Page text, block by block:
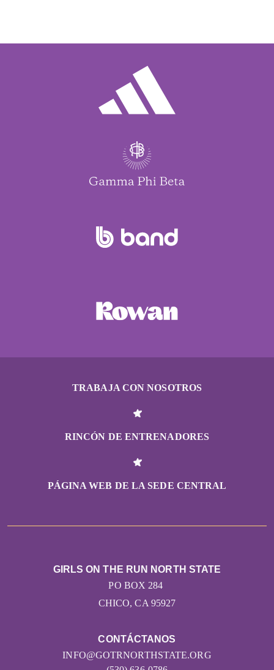
TRABAJA CON NOSOTROS
RINCÓN DE ENTRENADORES
PÁGINA WEB DE LA SEDE CENTRAL
CONTÁCTANOS
INFO@GOTRNORTHSTATE.ORG
GIRLS ON THE RUN NORTH STATE
PO BOX 284
CHICO, CA 95927